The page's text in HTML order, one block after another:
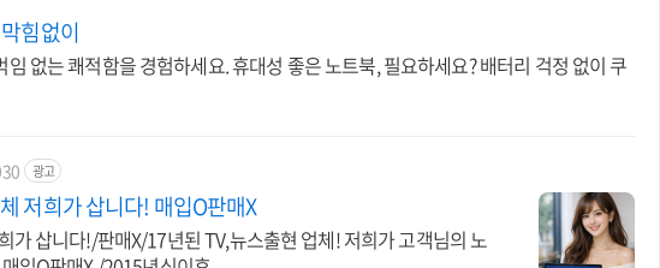
힘없이
없는 쾌적함을 경험하세요. 휴대성 좋은 노트북, 필요하세요? 배터리 걱정 없이 쿠
광고
저희가 삽니다! 매입O판매X
!/판매X/17년된 TV,뉴스출현 업체! 저희가 고객님의 노